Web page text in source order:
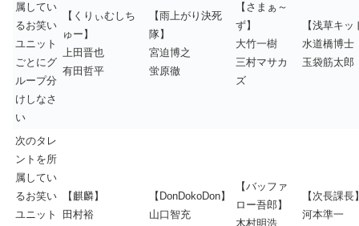
属してい
るお笑い
ユニット
ごとにグ
ループ分
けしなさ
い
【くりぃむしち
ゅー】
上田晋也
有田哲平
【雨上がり決死
隊】
宮迫博之
蛍原徹
【さまぁ～
ず】
大竹一樹
三村マサカ
ズ
【浅草キッ
水道橋博士
玉袋筋太郎
次のタレ
ントを所
属してい
るお笑い
ユニット
【麒麟】
田村裕
【DonDokoDon】
山口智充
【バッファ
ロー吾郎】
木村明浩
【次長課長
河本準一